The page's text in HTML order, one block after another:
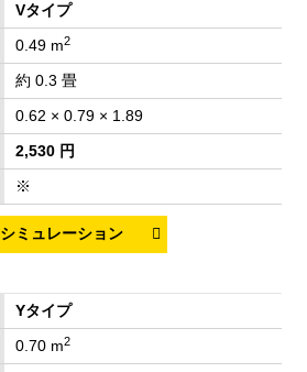
Vタイプ
0.49 m2
約 0.3 畳
0.62 × 0.79 × 1.89
2,530 円
※
Yタイプ
0.70 m2